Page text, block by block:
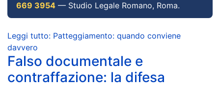
669 3954 — Studio Legale Romano, Roma.
Leggi tutto: Patteggiamento: quando conviene
davvero
Falso documentale e
contraffazione: la difesa